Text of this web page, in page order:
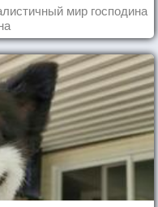
мир господина